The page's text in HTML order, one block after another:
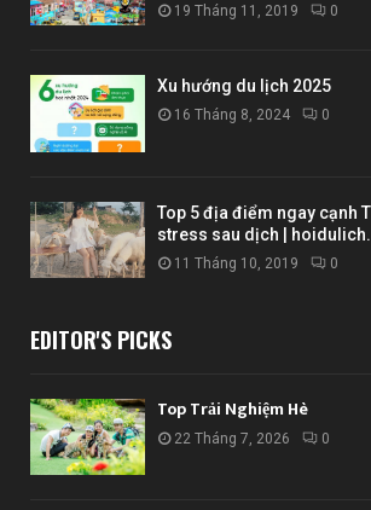
19 Tháng 11, 2019 0
Xu hướng du lịch 2025
16 Tháng 8, 2024 0
Top 5 địa điểm ngay cạnh
stress sau dịch |
11 Tháng 10, 2019 0
EDITOR'S PICKS
Top Trải Nghiệm Hè
22 Tháng 7, 2026 0